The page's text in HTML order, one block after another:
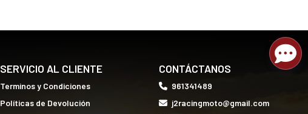
SERVICIO AL CLIENTE
Terminos y Condiciones
Políticas de Devolución
CONTÁCTANOS
961341489
j2racingmoto@gmail.com